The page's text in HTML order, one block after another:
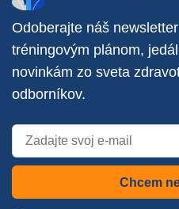
Odoberajte náš
tréningovým plánom,
novinkám zo sveta
odborníkov.
Chcem